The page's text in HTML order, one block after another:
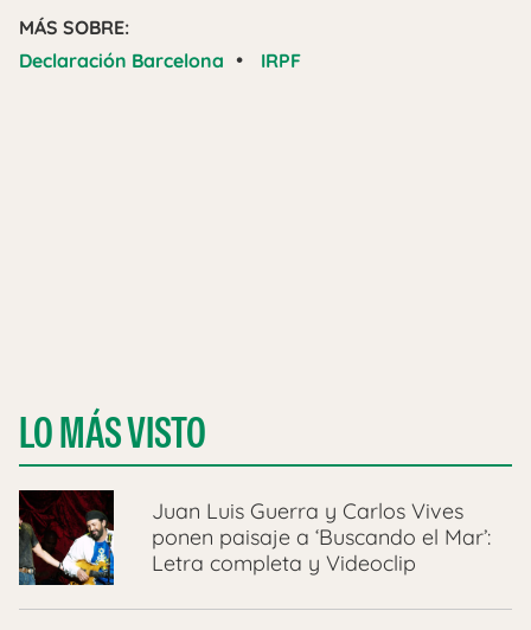
MÁS SOBRE:
Declaración Barcelona • IRPF
LO MÁS VISTO
Juan Luis Guerra y Carlos Vives
ponen paisaje a ‘Buscando el Mar’:
Letra completa y Videoclip